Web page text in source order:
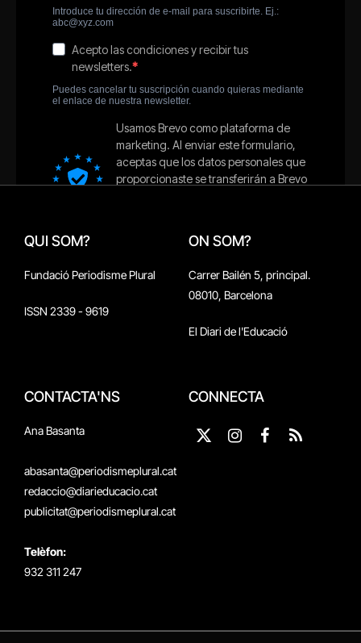
QUI SOM?
Fundació Periodisme Plural
ISSN 2339 - 9619
ON SOM?
Carrer Bailén 5, principal.
08010, Barcelona
El Diari de l'Educació
CONTACTA'NS
Ana Basanta
abasanta@periodismeplural.cat
redaccio@diarieducacio.cat
publicitat@periodismeplural.cat
Telèfon:
932 311 247
CONNECTA
X
Instagram
Facebook
RSS